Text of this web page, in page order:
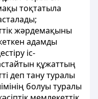
тоқтатыла
жәрдемақыны
адамды
іс-
құжаттың
деп тану туралы
болуы туралы